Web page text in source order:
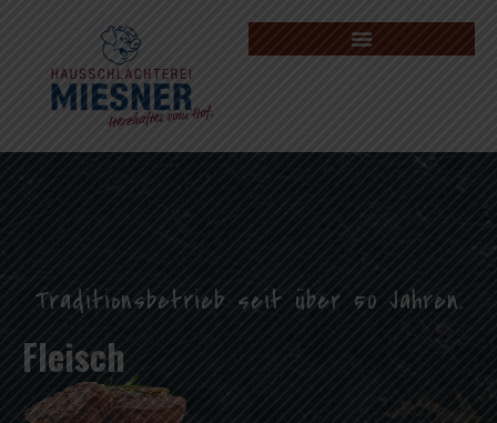
Traditionsbetrieb seit über 50 Jahren.
Fleisch